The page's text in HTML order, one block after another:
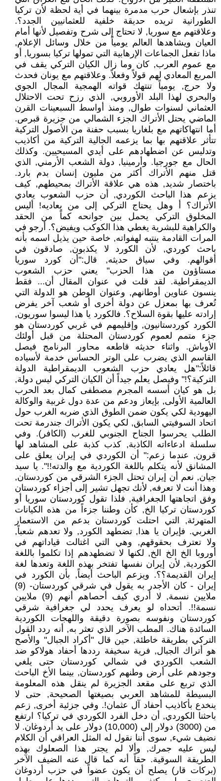
تنذر بإشعال حرب مدمرة بينهما في أية لحظة لأن تركيا
الطورانية تريده حديقة خلفية للعثمانيين الجدد؟.
وعلاقتهم مع سوريا, لا تحتاج إلى شرح وتفصيل لأنها أمام
العيان ويشاهدها العالم يومياً من خلال وسائل الإعلام,
ماذا تفعل الجماعات الإرهابية التي تمولها تركيا بسوريا, أو
مع عموم العرب, كان وما زال الكيان التركي يقف في
المربع المعادي لهم قولاً وفعلاً. وعلاقتهم مع يونان فحدث
ولا حرج, يومياً تنتهك قواته الهمجية المجال الجوي
والبحري لهذا البلد الأوروبي, الذي رزح تحت الاحتلال
العثماني لسنوات طوال, ومنذ أواسط السبعينات القرن
الماضي يحتل الأتراك الجزء الشمالي من جزيرة قبرص.
أما انتهاكاتهم مع بلغاريا بسبب حفنة من الأصول التركية
تتأثر علاقتهم بها بما يزعمه الجالية التركية من أكاذيب
وتدليس عن اضطهادهم على أيدي المسيحيين. وكذلك
الحال مع جورجيا. وأرمينيا, دولة الشعب الأرمني, الذي
قتل منهم الأتراك أكثر من مليون إنسان بدم بارد.
باختصار شديد, هذه هي علاقة الأتراك بمحيطهم, كيف
يزعم هذا الباحث الكوردي, أن حزب الشعوب يعادي
الأتراك؟ أ وهل يحتاج التركي إلى من يعاديه! أليس
المخلوق التركي يحمل بين جوانحه كماً من الحقد
والكراهية للبشرية يغطي هذا الكوكب ويفيض؟. أرجو في
المرات القادمة ينتبه لهفواته, خاصة حين يذيل اسمه بأنه
باحث كوردي, لأن الكورد لا يكذبون, صادقون في
أقوالهم. وفي سياق حديثه, قال:"أن كورد سوريا
مستاؤون من هذا الحزب" يعني حزب الشعوب
الديمقراطية. لقد قلت في عنوان المقال أن... فقط
ينسون عناوين أوطانهم, وعنوان الوطن هو الدولة التي
تُعرف بها بمعزل عن دولة أخرى أو شعب آخر يفرض
إرادته عليها بقوة السلاح؟. فالكورد يا هذا ليسوا سوريون,
الكورد كوردستانيون, وإقليمهم في غربي كوردستان هو
جزء متمم لعموم كوردستان المحتلة من قبل أولئك
الأوباش. واثناء حديثه قاطعه محاور البرنامج فيصل
القاسم الذي يضرب على الوتر الحساس خدمة لأسياده
قائلاً:"هل يعادي حزب الشعوب الديمقراطية الدولة
التركية؟!" وفيصل يعلم جيداً أن الكيان التركي ليس دولة,
بل هو كيان أسسه المجرم مصطفى كمال بعد الحرب
العالمية الأولى, بإيعاز ودعم من عدة دول غربية والوكالة
اليهودية لكي يكون ضمن الطوق الذي ضربه الغرب حول
اتحاد السوفيتي السابق, لكي يكون الأتراك جندرمة تحت
الطلب يحرسوا الجناح الجنوبي للغرب (الكافر). وفي
سلسلة ادعاءاته الكاذبة, كذب كذبة على المشاهد لها
قرون, عندما زعم:" أن الكوردي في إيران يعلق على
المشانق لأنه يتكلم باللغة الكوردية مع والدته!!". يا سيد
جيان, نعم أن إيران تحتل الجزء الشرقي من كوردستان,
وهذا أنت لا تعرفه, لأنك تجهل تشير إلى أجزاء كوردستان
وفق اتجاهتها الجغرافية, فلذا تقول كوردستان سوريا أو
كوردستان تركيا الخ, كأن وطننا جزءاً من هذه الكيانات
المتهرئة, التي احتلت كوردستان بدعم من الاستعمار
الغربي. فإيران يا هذا, تضطهد الكورد, ولا تعدهم شعباً,
ولا تعترف بحقوقهم, وهي التي اغتالت قياداتهم في
أوروبا الخ الخ الخ, لكنها لا تضطهدهم إذا تكلموا باللغة
الكوردية, لأن إيران نفسها تفتخر بهذه اللغة وتعدها لغة
إيران القديمة؟؟. ويزعم الباحث أيضاً, بأن الكورد في
إيران - كان الأجدر به يقول في شرقي كوردستان- (9)
ملايين نسمة, لا أدري كيف أحصاهم أنهم (9) ملايين
نسمة!!. أتحداه لو يعرف يحدد لي جغرافية شرقي
كوردستان ونفوسه بصورة دقيقة واللهجات الكوردية
السائدة هناك. المطب الآخر الذي تعثر به, أنه ردد القول
التركي بطريقة خاطئة, حين قال "أكراد الجبال" والأصح
هو أتراك الجبال, فرية سخيفة رددها أحفاد هولاكو ضد
الشعب الكوردي في شمالي كوردستان حتى يلغي
وجودهم على أرض وطنهم كوردستان, بينما الأخ الباحث
الذي تربع على مقعد الجزيرة لم ينقل هذه المعلومة
البسيطة للمشاهد العربي بصيغتها الصحيحة, حتى لا
ينخدع بأكاذيب أحفاد آل عثمان!. وفي جزئية أخرى, زعم
باحثنا الكوردي, أن دخل الفرد الكوردي في تركيا؟ ارتفع
من (3000) دولار إلى (10,000) دولار على يد أردوغان. لا
نضيف شيء, سوى أننا نقول له المثل العراقي أن الكلام
ليس عليه جمرك, وألا لم يجتر هذا الصعلوك بهذه
الطريقة السوقية. حقاً أنه كما قال عنه الضيف الآخر
(بركات قار) يصلح أن يكون عضواً في حزب أردوغان